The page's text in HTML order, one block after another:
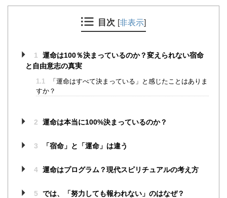
目次 [非表示]
1
運命は100％決まっているのか？変えられない宿命
と自由意志の真実
1.1
「運命はすべて決まっている」と感じたことはありま
すか？
2 運命は本当に100%決まっているのか？
3 「宿命」と「運命」は違う
4 運命はプログラム？現代スピリチュアルの考え方
5 では、「努力しても報われない」のはなぜ？